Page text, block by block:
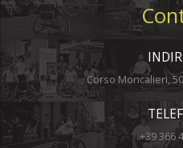
Corso Moncalieri,
+39 366